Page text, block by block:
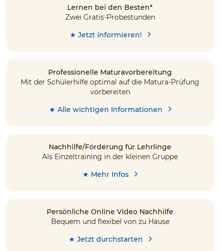
Lernen bei den Besten*
Zwei Gratis-Probestunden
★ Jetzt informieren!
Professionelle Maturavorbereitung
Mit der Schülerhilfe optimal auf die Matura-Prüfung
vorbereiten
★ Alle wichtigen Informationen
Nachhilfe/Förderung für Lehrlinge
Als Einzeltraining in der kleinen Gruppe
★ Mehr Infos
Persönliche Online Video Nachhilfe
Bequem und flexibel von zu Hause
★ Jetzt durchstarten